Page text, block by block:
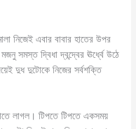
নিজেই এবার বাবার হাতের উপর
সমস্ত দ্বিধা দ্বন্দ্বের ঊর্ধ্বে উঠে
দুধ দুটোকে নিজের সর্বশক্তি
লাগল। টিপতে টিপতে একসময়